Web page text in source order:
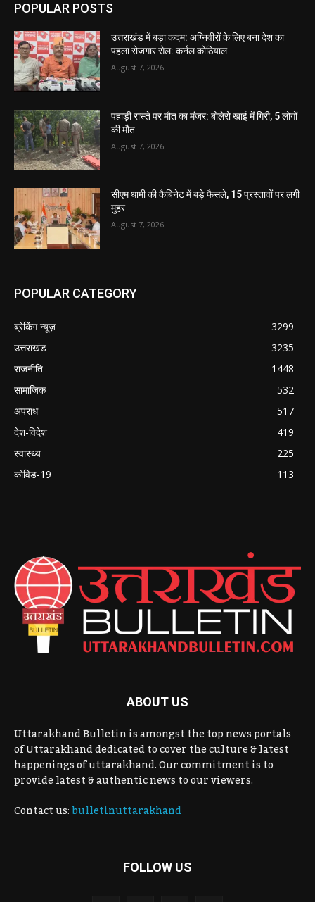
POPULAR POSTS
उत्तराखंड में बड़ा कदम: अग्निवीरों के लिए बना देश का
पहला रोजगार सेल: कर्नल कोठियाल
August 7, 2026
पहाड़ी रास्ते पर मौत का मंजर: बोलेरो खाई में गिरी, 5 लोगों
की मौत
August 7, 2026
सीएम धामी की कैबिनेट में बड़े फैसले, 15 प्रस्तावों पर लगी
मुहर
August 7, 2026
POPULAR CATEGORY
ब्रेकिंग न्यूज़
3299
उत्तराखंड
3235
राजनीति
1448
सामाजिक
532
अपराध
517
देश-विदेश
419
स्वास्थ्य
225
कोविड-19
113
ABOUT US
Uttarakhand Bulletin is amongst the top news portals
of Uttarakhand dedicated to cover the culture & latest
happenings of uttarakhand. Our commitment is to
provide latest & authentic news to our viewers.
Contact us:bulletinuttarakhand
FOLLOW US